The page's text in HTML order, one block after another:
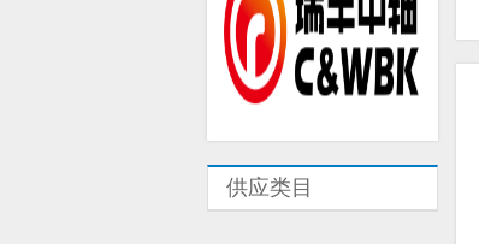
供应类目